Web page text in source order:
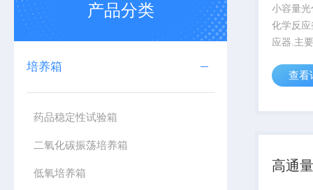
产品分类
培养箱
药品稳定性试验箱
二氧化碳振荡培养箱
低氧培养箱
小容量
化学反
应器.主
光或模
条件下
查看
高通